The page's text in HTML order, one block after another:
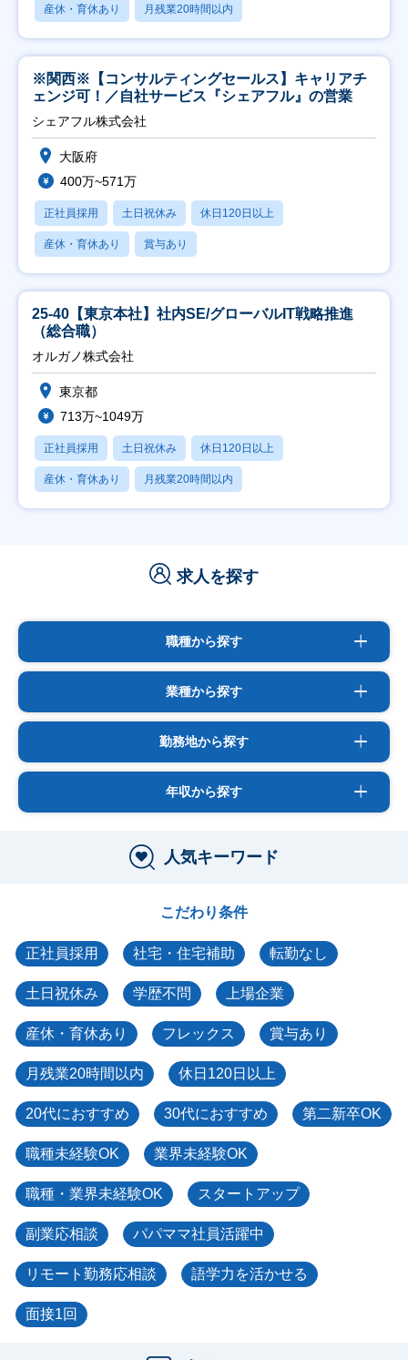
産休・育休あり 月残業20時間以内
※関西※【コンサルティングセールス】キャリアチ
ェンジ可！／自社サービス『シェアフル』の営業
シェアフル株式会社
大阪府
400万~571万
正社員採用 土日祝休み 休日120日以上
産休・育休あり 賞与あり
25-40【東京本社】社内SE/グローバルIT戦略推進
（総合職）
オルガノ株式会社
東京都
713万~1049万
正社員採用 土日祝休み 休日120日以上
産休・育休あり 月残業20時間以内
求人を探す
職種から探す
業種から探す
勤務地から探す
年収から探す
人気キーワード
こだわり条件
正社員採用 社宅・住宅補助 転勤なし
土日祝休み 学歴不問 上場企業
産休・育休あり フレックス 賞与あり
月残業20時間以内 休日120日以上
20代におすすめ 30代におすすめ 第二新卒OK
職種未経験OK 業界未経験OK
職種・業界未経験OK スタートアップ
副業応相談 パパママ社員活躍中
リモート勤務応相談 語学力を活かせる
面接1回